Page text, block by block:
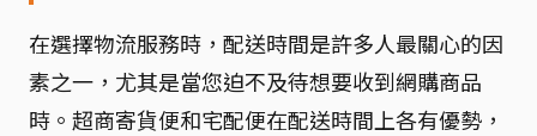
在選擇物流服務時，配送時間是許多人最關心的因
素之一，尤其是當您迫不及待想要收到網購商品
時。超商寄貨便和宅配便在配送時間上各有優勢，